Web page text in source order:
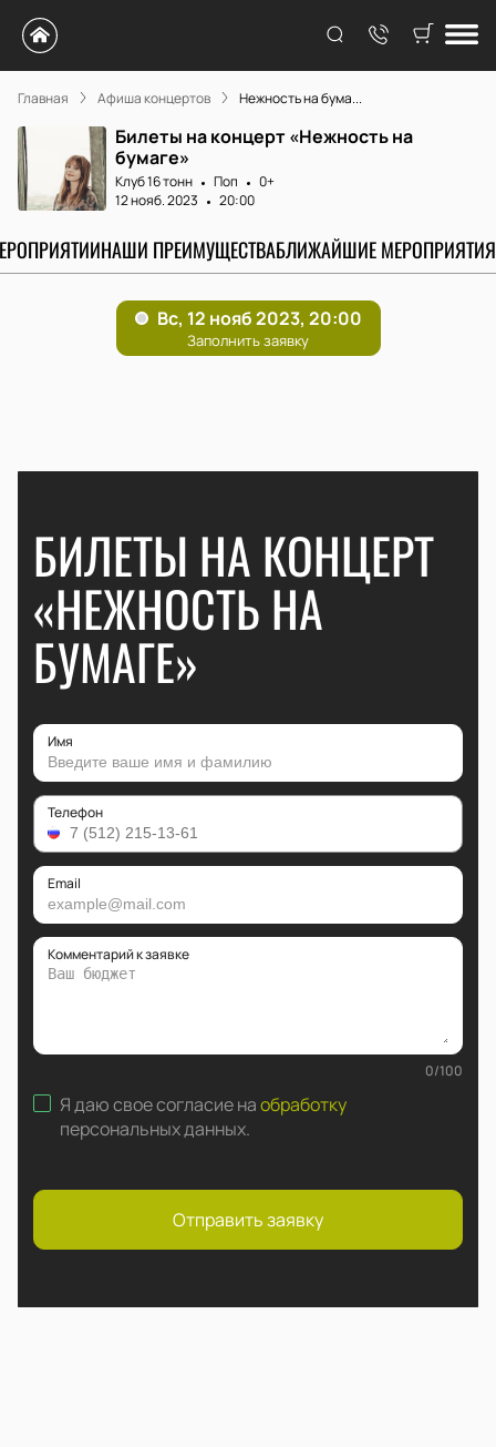
Главная Афиша концертов Нежность на бума...
Билеты на концерт «Нежность на
бумаге»
Клуб 16 тонн Поп
0+
12 нояб. 2023
20:00
НАШИ ПРЕИМУЩЕСТВАБЛИЖАЙШИЕ МЕРОПРИЯТИЯ
БИЛЕТЫ НА КОНЦЕРТ
«НЕЖНОСТЬ НА
БУМАГЕ»
Имя
Телефон
Email
Комментарий к заявке
0/100
Я даю свое согласие наобработку
персональных данных.
Отправить заявку